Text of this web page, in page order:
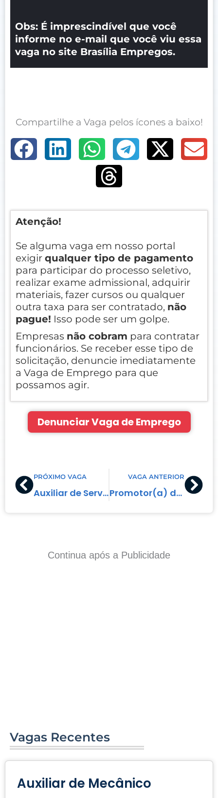
Obs: É imprescindível que você
informe no e-mail que você viu essa
vaga no site Brasília Empregos.
Compartilhe a Vaga pelos ícones a baixo!
Atenção!
Se alguma vaga em nosso portal
exigir qualquer tipo de pagamento
para participar do processo seletivo,
realizar exame admissional, adquirir
materiais, fazer cursos ou qualquer
outra taxa para ser contratado, não
pague! Isso pode ser um golpe.
Empresas não cobram para contratar
funcionários. Se receber esse tipo de
solicitação, denuncie imediatamente
a Vaga de Emprego para que
possamos agir.
Denunciar Vaga de Emprego
Prev
PRÓXIMO VAGA
Auxiliar de Serviços Gerais
VAGA ANTERIOR
Promotor(a) de Vendas
Continua após a Publicidade
Vagas Recentes
Auxiliar de Mecânico